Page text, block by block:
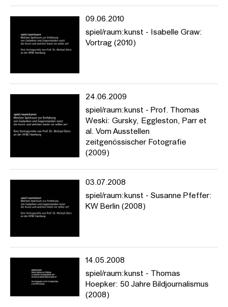
09.06.2010
spiel/raum:kunst - Isabelle Graw:
Vortrag (2010)
24.06.2009
spiel/raum:kunst - Prof. Thomas
Weski: Gursky, Eggleston, Parr et
al. Vom Ausstellen
zeitgenössischer Fotografie
(2009)
03.07.2008
spiel/raum:kunst - Susanne Pfeffer:
KW Berlin (2008)
14.05.2008
spiel/raum:kunst - Thomas
Hoepker: 50 Jahre Bildjournalismus
(2008)